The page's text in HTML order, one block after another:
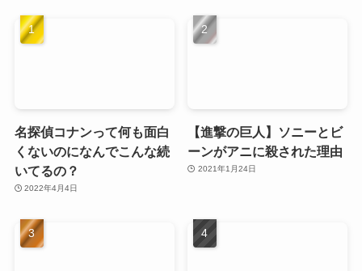
名探偵コナンって何も面白
くないのになんでこんな続
いてるの？
2022年4月4日
【進撃の巨人】ソニーとビ
ーンがアニに殺された理由
2021年1月24日